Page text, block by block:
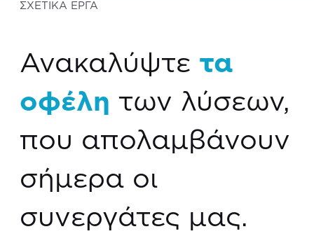
ΣΧΕΤΙΚΑ ΕΡΓΑ
Ανακαλύψτε τα
οφέλη των λύσεων,
που απολαμβάνουν
σήμερα οι
συνεργάτες μας.